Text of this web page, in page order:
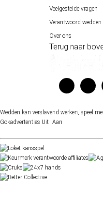
Veelgestelde vragen
Verantwoord wedden
Over ons
Terug naar
Wedden kan verslavend werken, speel
Gokadvertenties Uit Aan